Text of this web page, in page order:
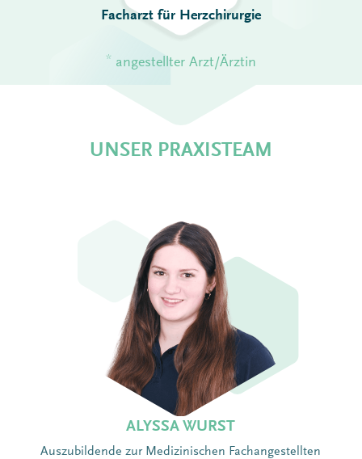
Facharzt für Herzchirurgie
* angestellter Arzt/Ärztin
UNSER PRAXISTEAM
ALYSSA WURST
Auszubildende zur Medizinischen Fachangestellten